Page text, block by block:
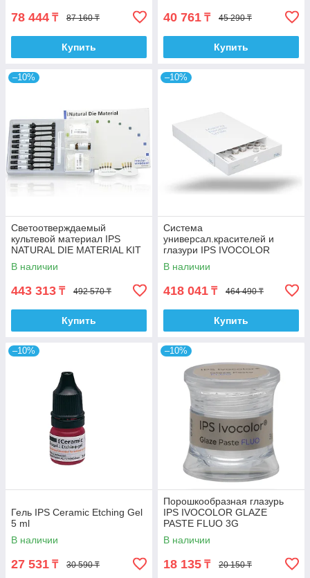
78 444 ₸ 87 160 ₸
Купить
40 761 ₸ 45 290 ₸
Купить
–10%
Светоотверждаемый
культевой материал IPS
NATURAL DIE MATERIAL KIT
В наличии
443 313 ₸ 492 570 ₸
Купить
–10%
Система
универсал.красителей и
глазури IPS IVOCOLOR
ESSENCE KIT
В наличии
418 041 ₸ 464 490 ₸
Купить
–10%
Гель IPS Ceramic Etching Gel
5 ml
В наличии
27 531 ₸ 30 590 ₸
–10%
Порошкообразная глазурь
IPS IVOCOLOR GLAZE
PASTE FLUO 3G
В наличии
18 135 ₸ 20 150 ₸